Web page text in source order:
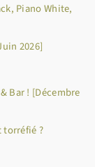
Piano White,
2026]
Bar ! [Décembre
torréfié ?